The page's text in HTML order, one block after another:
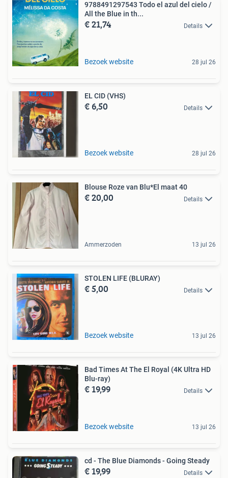
9788491297543 Todo el azul del cielo /
All the Blue in th...
€ 21,74 Details
Bezoek website 28 jul 26
EL CID (VHS)
€ 6,50 Details
Bezoek website 28 jul 26
Blouse Roze van Blu*El maat 40
€ 20,00 Details
Ammerzoden 13 jul 26
STOLEN LIFE (BLURAY)
€ 5,00 Details
Bezoek website 13 jul 26
Bad Times At The El Royal (4K Ultra HD
Blu-ray)
€ 19,99 Details
Bezoek website 13 jul 26
cd - The Blue Diamonds - Going Steady
€ 19,99 Details